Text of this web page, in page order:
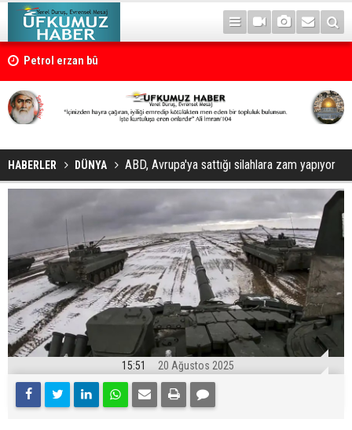
Petrol erzan bû
HABERLER DÜNYA ABD, Avrupa'ya sattığı silahlara zam yapıyor
15:51 20 Ağustos 2025